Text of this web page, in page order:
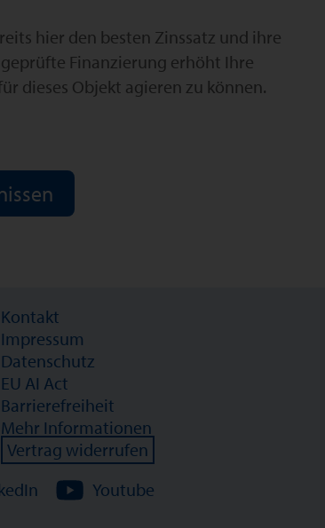
hier den besten Zinssatz und ihre
Finanzierung erhöht Ihre
dieses Objekt agieren zu können.
Youtube
Kontakt
Impressum
Datenschutz
EU AI Act
Barrierefreiheit
Mehr Informationen
Vertrag widerrufen